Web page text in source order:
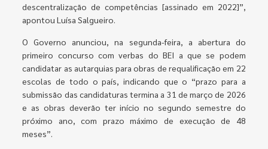
descentralização de competências [assinado em 2022]”,
apontou Luísa Salgueiro.
O Governo anunciou, na segunda-feira, a abertura do
primeiro concurso com verbas do BEI a que se podem
candidatar as autarquias para obras de requalificação em 22
escolas de todo o país, indicando que o “prazo para a
submissão das candidaturas termina a 31 de março de 2026
e as obras deverão ter início no segundo semestre do
próximo ano, com prazo máximo de execução de 48
meses”.